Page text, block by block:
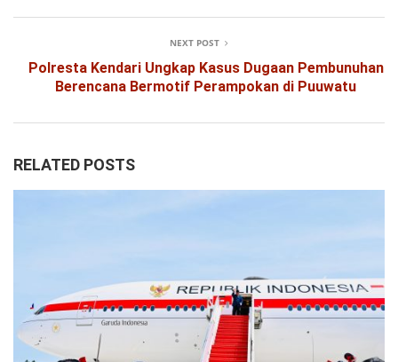
NEXT POST
Polresta Kendari Ungkap Kasus Dugaan Pembunuhan
Berencana Bermotif Perampokan di Puuwatu
RELATED POSTS